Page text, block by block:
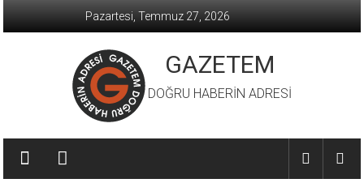
Pazartesi, Temmuz 27, 2026
GAZETEM
DOĞRU HABERİN ADRESİ